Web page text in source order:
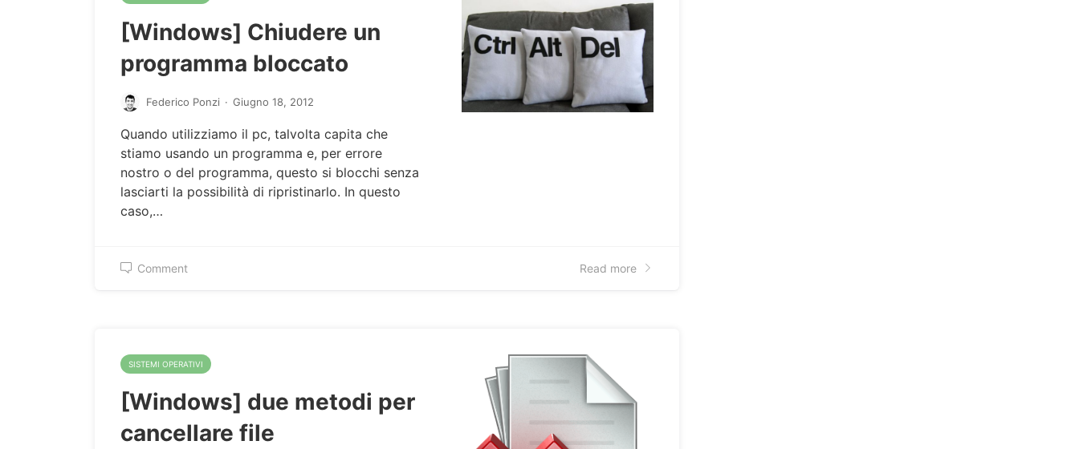
[Windows] Chiudere un
programma bloccato
Federico Ponzi · Giugno 18, 2012
Quando utilizziamo il pc, talvolta capita che
stiamo usando un programma e, per errore
nostro o del programma, questo si blocchi senza
lasciarti la possibilità di ripristinarlo. In questo
caso,…
Comment Read more
SISTEMI OPERATIVI
[Windows] due metodi per
cancellare file